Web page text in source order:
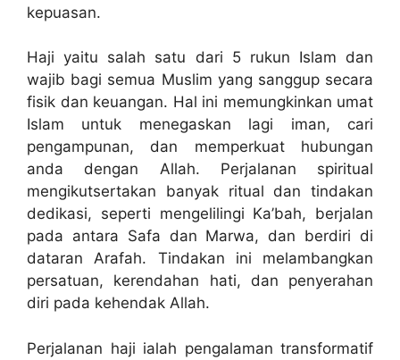
kepuasan.
Haji yaitu salah satu dari 5 rukun Islam dan
wajib bagi semua Muslim yang sanggup secara
fisik dan keuangan. Hal ini memungkinkan umat
Islam untuk menegaskan lagi iman, cari
pengampunan, dan memperkuat hubungan
anda dengan Allah. Perjalanan spiritual
mengikutsertakan banyak ritual dan tindakan
dedikasi, seperti mengelilingi Ka’bah, berjalan
pada antara Safa dan Marwa, dan berdiri di
dataran Arafah. Tindakan ini melambangkan
persatuan, kerendahan hati, dan penyerahan
diri pada kehendak Allah.
Perjalanan haji ialah pengalaman transformatif